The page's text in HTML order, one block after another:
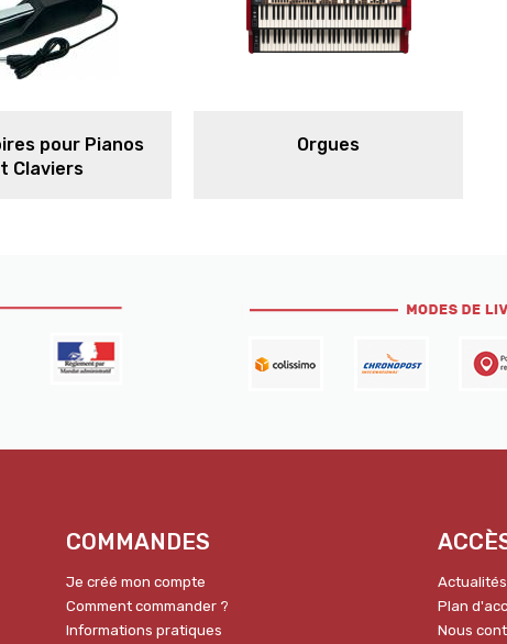
pour Pianos
Claviers
Orgues
COMMANDES
Je créé mon compte
Comment commander ?
Informations pratiques
Actualités
Plan
Nous